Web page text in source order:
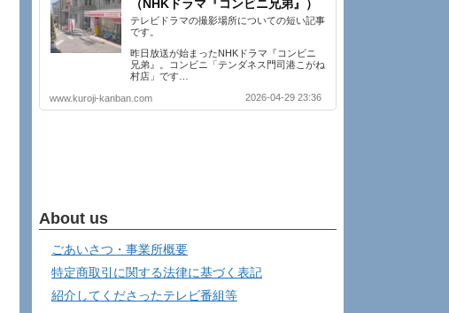
（NHKドラマ『コンビニ兄弟』）
テレビドラマの撮影場所についての短い記事
です。
昨日放送が始まったNHKドラマ『コンビニ
兄弟』。コンビニ「テンダネス門司港こがね
村店」です…
www.kuroji-kanban.com 2026-04-29 23:36
About us
ごあいさつ・事業所概要
特定商取引に関する法律に基づく表記
紹介してくださったテレビ番組等